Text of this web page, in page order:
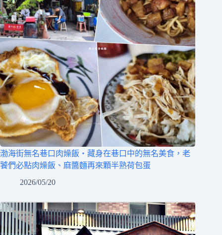
渤海街無名巷口肉燥飯‧藏身在巷口中的無名美食，老
饕們必點肉燥飯、麻醬麵再來顆半熟荷包蛋
2026/05/20